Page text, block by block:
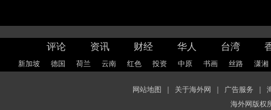
评论 资讯 财经 华人 台湾
新加坡 德国 荷兰 云南 红色 投资 中原 书画 丝路 潇湘
网站地图 关于海外网 广告服务
海外网版权